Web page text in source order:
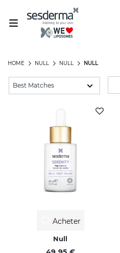
NULL
NULL
NULL
HOME
Acheter
Null